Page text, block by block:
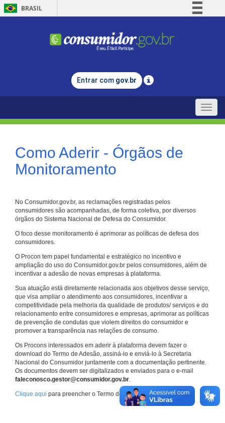
BRASIL
Comunica BR
Legislação
Entrar com gov.br
Toggle
Como Aderir - Órgãos de
Monitoramento
No Consumidor.gov.br, as reclamações registradas pelos
consumidores são acompanhadas, de forma coletiva, por diversos
órgãos do Sistema Nacional de Defesa do Consumidor.
O foco desse monitoramento é aprimorar as políticas de defesa dos
consumidores.
O Procon tem papel fundamental e estratégico no incentivo e
ampliação do uso do Consumidor.gov.br pelos consumidores, além de
incentivar a adesão de novas empresas à plataforma.
Sua atuação está diretamente relacionada aos objetivos desse serviço,
que visa ampliar o atendimento aos consumidores, incentivar a
competitividade pela melhoria da qualidade de produtos/ serviços e do
relacionamento entre consumidores e empresas, aprimorar as políticas
de prevenção de condutas que violem direitos do consumidor e
promover a transparência nas relações de consumo.
Os Procons interessados em aderir à plataforma devem fazer o
download do Termo de Adesão, assiná-lo e enviá-lo à Secretaria
Nacional do Consumidor juntamente com a documentação pertinente.
Os documentos devem ser digitalizados e enviados para o e-mail
faleconosco.gestor@consumidor.gov.br.
Clique aqui para preencher o Termo de Adesão.